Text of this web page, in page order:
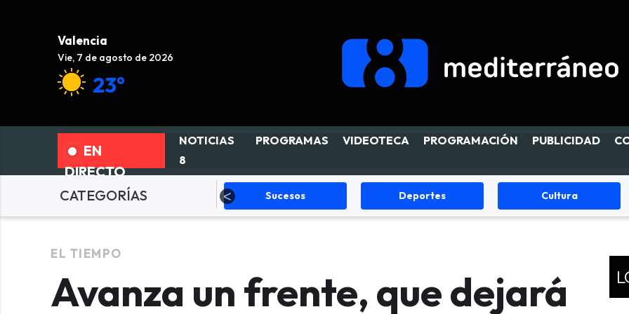
Valencia
Vie, 7 de agosto de 2026
23°
EN
DIRECTO
NOTICIAS
8
PROGRAMAS VIDEOTECA PROGRAMACIÓN PUBLICIDAD
CATEGORÍASPolítica Sucesos Deportes Cultura
EL TIEMPO
Avanza un frente, que dejará